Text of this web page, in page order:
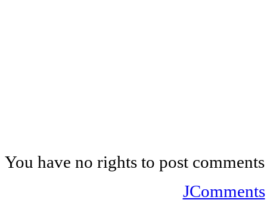
You have no rights to post comments
JComments